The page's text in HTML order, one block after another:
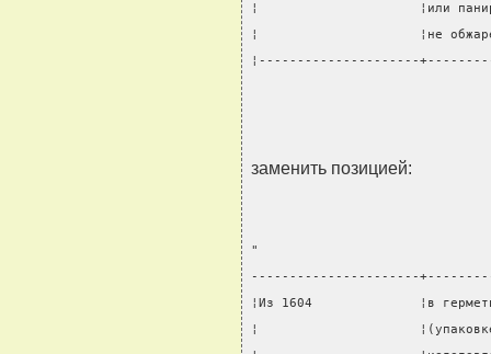
¦                     ¦или
¦                     ¦не
¦---------------------
заменить позицией:
"
----------------------
¦Из 1604              ¦в
¦                     ¦(упаковке):